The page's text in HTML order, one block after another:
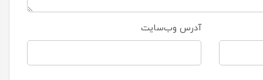
آدرس وب‌سایت